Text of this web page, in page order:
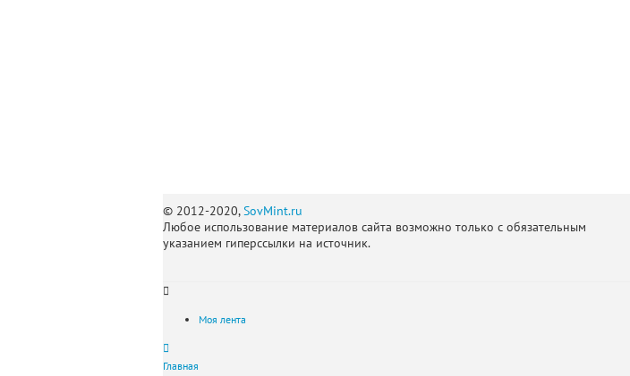
© 2012-2020,SovMint.ru
Любое использование материалов сайта возможно только с обязательным
указанием гиперссылки на источник.
Моя лента
Главная